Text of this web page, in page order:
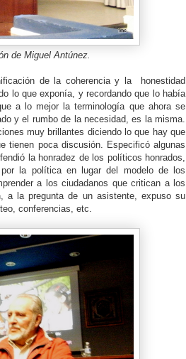
de Miguel Antúnez.
de la coherencia y la honestidad
lo que exponía, y recordando que lo había
a lo mejor la terminología que ahora se
y el rumbo de la necesidad, es la misma.
muy brillantes diciendo lo que hay que
tienen poca discusión. Especificó algunas
la honradez de los políticos honrados,
la política en lugar del modelo de los
a los ciudadanos que critican a los
a la pregunta de un asistente, expuso su
conferencias, etc.